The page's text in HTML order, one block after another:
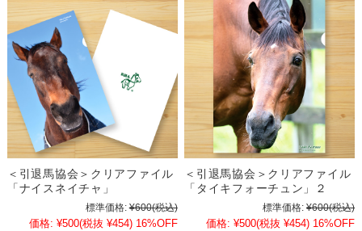
＜引退馬協会＞クリアファイル
「ナイスネイチャ」
標準価格: ¥600(税込)
価格: ¥500(税抜 ¥454) 16%OFF
＜引退馬協会＞クリアファイル
「タイキフォーチュン」２
標準価格: ¥600(税込)
価格: ¥500(税抜 ¥454) 16%OFF